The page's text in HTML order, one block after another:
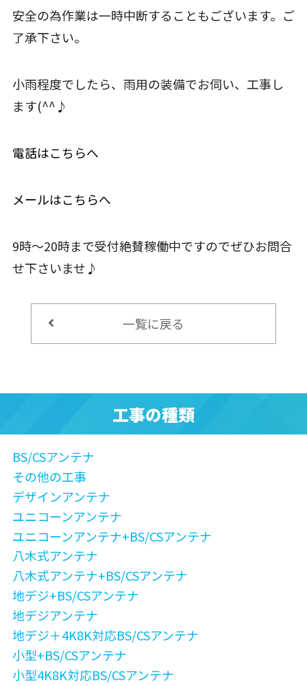
安全の為作業は一時中断することもございます。ご
了承下さい。
小雨程度でしたら、雨用の装備でお伺い、工事し
ます(^^♪
電話はこちらへ
メールはこちらへ
9時～20時まで受付絶賛稼働中ですのでぜひお問合
せ下さいませ♪
一覧に戻る
工事の種類
BS/CSアンテナ
その他の工事
デザインアンテナ
ユニコーンアンテナ
ユニコーンアンテナ+BS/CSアンテナ
八木式アンテナ
八木式アンテナ+BS/CSアンテナ
地デジ+BS/CSアンテナ
地デジアンテナ
地デジ＋4K8K対応BS/CSアンテナ
小型+BS/CSアンテナ
小型4K8K対応BS/CSアンテナ